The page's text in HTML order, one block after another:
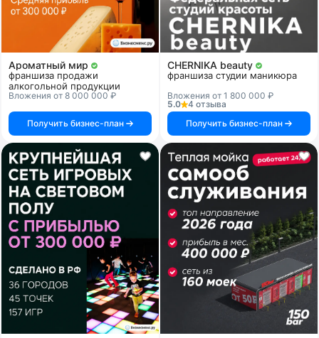
Ароматный мир
франшиза продажи
алкогольной продукции
Вложения от 8 000 000 ₽
Получить бизнес-план
CHERNIKA beauty
франшиза студии маникюра
Вложения от 1 800 000 ₽
5.0
4 отзыва
Получить бизнес-план